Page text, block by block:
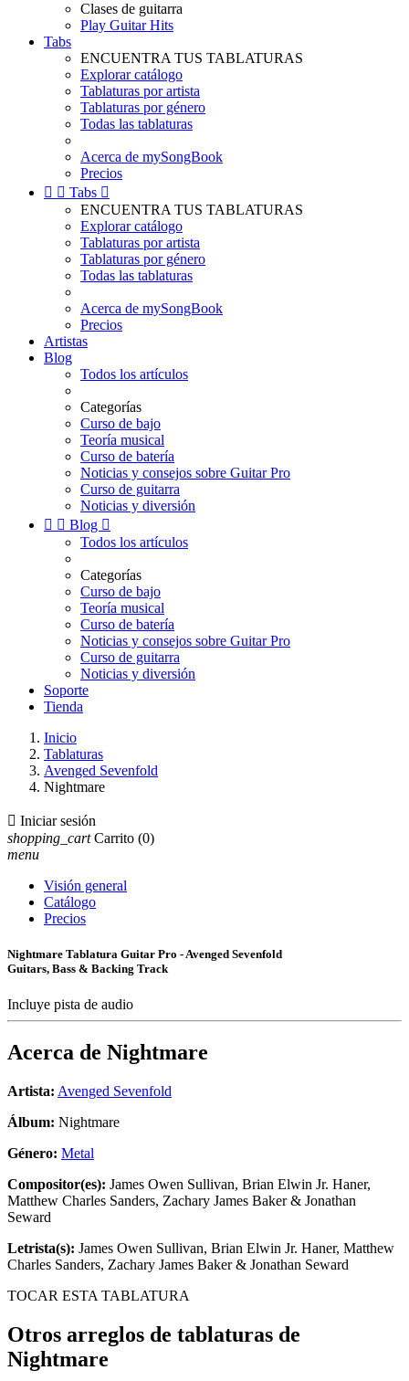
Clases de guitarra
Play Guitar Hits
Tabs
ENCUENTRA TUS TABLATURAS
Explorar catálogo
Tablaturas por artista
Tablaturas por género
Todas las tablaturas
Acerca de mySongBook
Precios
  Tabs 
ENCUENTRA TUS TABLATURAS
Explorar catálogo
Tablaturas por artista
Tablaturas por género
Todas las tablaturas
Acerca de mySongBook
Precios
Artistas
Blog
Todos los artículos
Categorías
Curso de bajo
Teoría musical
Curso de batería
Noticias y consejos sobre Guitar Pro
Curso de guitarra
Noticias y diversión
  Blog 
Todos los artículos
Categorías
Curso de bajo
Teoría musical
Curso de batería
Noticias y consejos sobre Guitar Pro
Curso de guitarra
Noticias y diversión
Soporte
Tienda
Inicio
Tablaturas
Avenged Sevenfold
Nightmare
 Iniciar sesión
shopping_cart Carrito (0)
menu
Visión general
Catálogo
Precios
Nightmare Tablatura Guitar Pro - Avenged Sevenfold
Guitars, Bass & Backing Track
Incluye pista de audio
Acerca de Nightmare
Artista: Avenged Sevenfold
Álbum: Nightmare
Género: Metal
Compositor(es): James Owen Sullivan, Brian Elwin Jr. Haner,
Matthew Charles Sanders, Zachary James Baker & Jonathan
Seward
Letrista(s): James Owen Sullivan, Brian Elwin Jr. Haner, Matthew
Charles Sanders, Zachary James Baker & Jonathan Seward
TOCAR ESTA TABLATURA
Otros arreglos de tablaturas de
Nightmare